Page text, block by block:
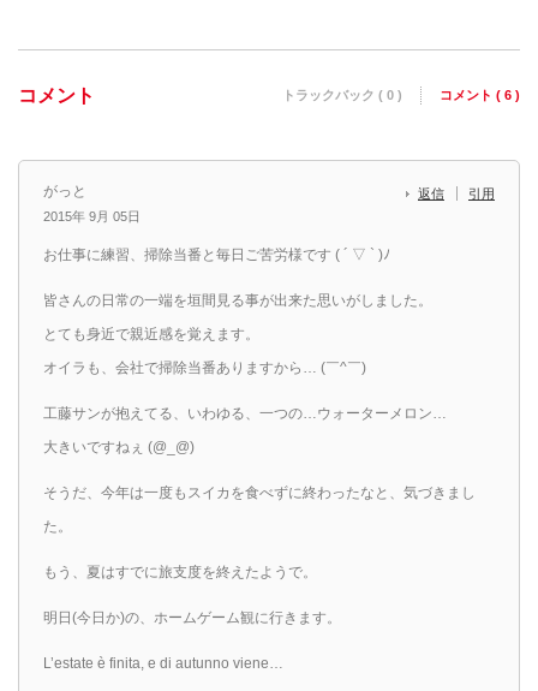
コメント トラックバック ( 0 ) コメント ( 6 )
がっと
2015年 9月 05日
返信 引用
お仕事に練習、掃除当番と毎日ご苦労様です ( ´ ▽ ` )ﾉ
皆さんの日常の一端を垣間見る事が出来た思いがしました。
とても身近で親近感を覚えます。
オイラも、会社で掃除当番ありますから… (￣^￣)ゞ
工藤サンが抱えてる、いわゆる、一つの…ウォーターメロン…
大きいですねぇ (@_@)
そうだ、今年は一度もスイカを食べずに終わったなと、気づきまし
た。
もう、夏はすでに旅支度を終えたようで。
明日(今日か)の、ホームゲーム観に行きます。
L’estate è finita, e di autunno viene…